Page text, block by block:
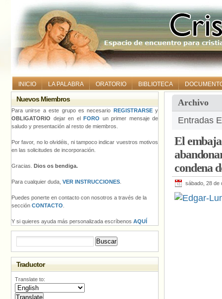
INICIO LA PALABRA ORATORIO BIBLIOTECA
Archivo
Entradas
El
condena
sábado, 28 de
Nuevos Miembros
Para unirse a este grupo es necesario REGISTRARSEy
OBLIGATORIO dejar en el FORO un primer mensaje de
saludo y presentación al resto de miembros.
Por favor, no lo olvidéis, ni tampoco indicar vuestros motivos
en las solicitudes de incorporación.
Gracias. Dios os bendiga.
Para cualquier duda, VER INSTRUCCIONES
Puedes ponerte en contacto con nosotros a través de la
sección CONTACTO
Y si quieres ayuda más personalizada escríbenos AQUÍ
Traductor
Translate to: